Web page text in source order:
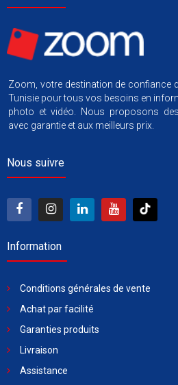
Zoom, votre destination de confiance
Tunisie pour tous vos besoins en
photo et vidéo. Nous proposons
avec garantie et aux meilleurs prix.
Nous suivre
Information
Conditions générales de vente
Achat par facilité
Garanties produits
Livraison
Assistance